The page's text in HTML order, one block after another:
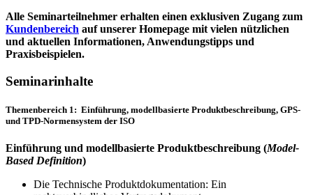
Alle Seminarteilnehmer erhalten einen exklusiven Zugang zum
Kundenbereich auf unserer Homepage mit vielen nützlichen
und aktuellen Informationen, Anwendungstipps und
Praxisbeispielen.
Seminarinhalte
Themenbereich 1: Einführung, modellbasierte Produktbeschreibung, GPS-
und TPD-Normensystem der ISO
Einführung und modellbasierte Produktbeschreibung (Model-
Based Definition)
Die Technische Produktdokumentation: Ein